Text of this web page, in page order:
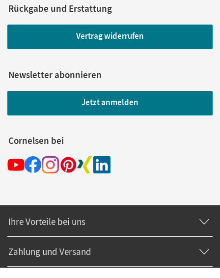
Rückgabe und Erstattung
Vertrag widerrufen
Newsletter abonnieren
Jetzt anmelden
Cornelsen bei
Ihre Vorteile bei uns
Zahlung und Versand